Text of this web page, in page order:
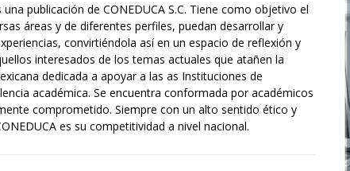
una publicación de CONEDUCA S.C. Tiene como objetivo el
áreas y de diferentes perfiles, puedan desarrollar y
convirtiéndola así en un espacio de reflexión y
interesados de los temas actuales que atañen la
dedicada a apoyar a las as Instituciones de
académica. Se encuentra conformada por académicos
comprometido. Siempre con un alto sentido ético y
es su competitividad a nivel nacional.